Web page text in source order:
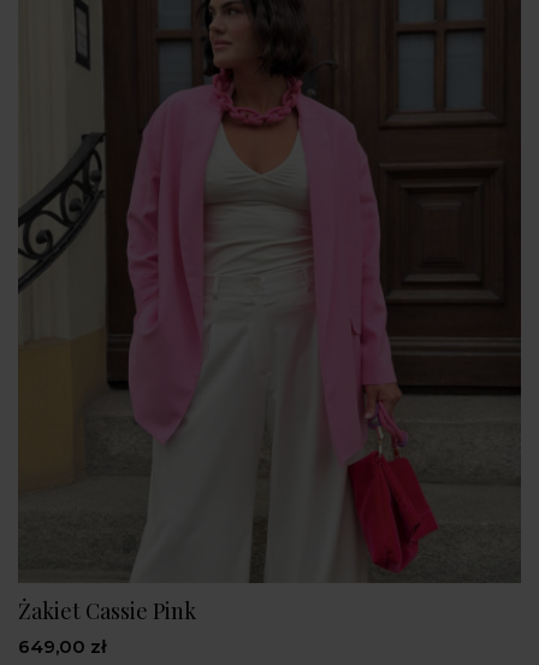
Żakiet Cassie Pink
649,00 zł